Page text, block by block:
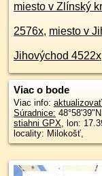
miesto v Zlínský
2576x, miesto v
Jihovýchod 4522x
Viac o bode
Viac info:
Súradnice: 48°58'39"N
stiahni GPX, lon:
locality: Milokošť,